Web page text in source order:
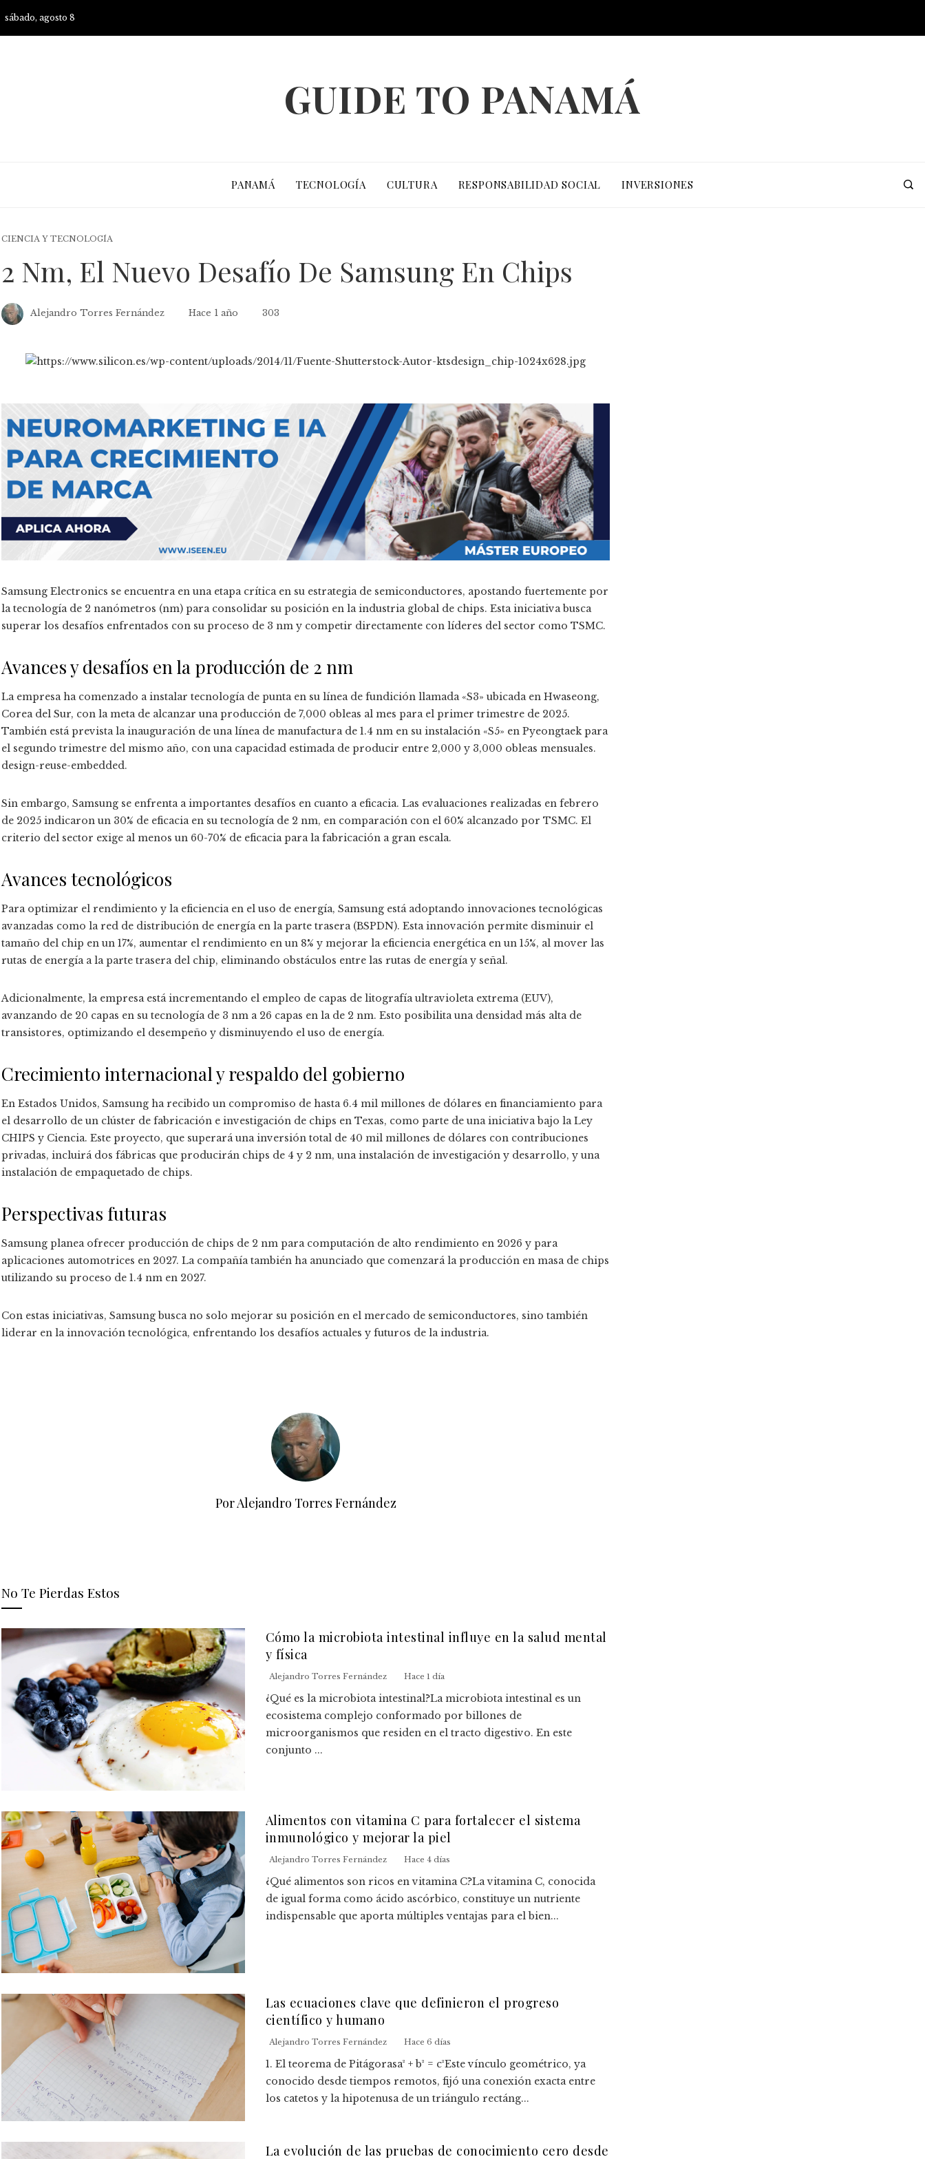
sábado, agosto 8
GUIDE TO PANAMÁ
PANAMÁ TECNOLOGÍA CULTURA RESPONSABILIDAD SOCIAL INVERSIONES
CIENCIA Y TECNOLOGÍA
2 Nm, El Nuevo Desafío De Samsung En Chips
Alejandro Torres Fernández Hace 1 año 303
Samsung Electronics se encuentra en una etapa crítica en su estrategia de semiconductores, apostando fuertemente por
la tecnología de 2 nanómetros (nm) para consolidar su posición en la industria global de chips. Esta iniciativa busca
superar los desafíos enfrentados con su proceso de 3 nm y competir directamente con líderes del sector como TSMC.
Avances y desafíos en la producción de 2 nm
La empresa ha comenzado a instalar tecnología de punta en su línea de fundición llamada «S3» ubicada en Hwaseong,
Corea del Sur, con la meta de alcanzar una producción de 7,000 obleas al mes para el primer trimestre de 2025.
También está prevista la inauguración de una línea de manufactura de 1.4 nm en su instalación «S5» en Pyeongtaek para
el segundo trimestre del mismo año, con una capacidad estimada de producir entre 2,000 y 3,000 obleas mensuales.
design-reuse-embedded.
Sin embargo, Samsung se enfrenta a importantes desafíos en cuanto a eficacia. Las evaluaciones realizadas en febrero
de 2025 indicaron un 30% de eficacia en su tecnología de 2 nm, en comparación con el 60% alcanzado por TSMC. El
criterio del sector exige al menos un 60-70% de eficacia para la fabricación a gran escala.
Avances tecnológicos
Para optimizar el rendimiento y la eficiencia en el uso de energía, Samsung está adoptando innovaciones tecnológicas
avanzadas como la red de distribución de energía en la parte trasera (BSPDN). Esta innovación permite disminuir el
tamaño del chip en un 17%, aumentar el rendimiento en un 8% y mejorar la eficiencia energética en un 15%, al mover las
rutas de energía a la parte trasera del chip, eliminando obstáculos entre las rutas de energía y señal.
Adicionalmente, la empresa está incrementando el empleo de capas de litografía ultravioleta extrema (EUV),
avanzando de 20 capas en su tecnología de 3 nm a 26 capas en la de 2 nm. Esto posibilita una densidad más alta de
transistores, optimizando el desempeño y disminuyendo el uso de energía.
Crecimiento internacional y respaldo del gobierno
En Estados Unidos, Samsung ha recibido un compromiso de hasta 6.4 mil millones de dólares en financiamiento para
el desarrollo de un clúster de fabricación e investigación de chips en Texas, como parte de una iniciativa bajo la Ley
CHIPS y Ciencia. Este proyecto, que superará una inversión total de 40 mil millones de dólares con contribuciones
privadas, incluirá dos fábricas que producirán chips de 4 y 2 nm, una instalación de investigación y desarrollo, y una
instalación de empaquetado de chips.
Perspectivas futuras
Samsung planea ofrecer producción de chips de 2 nm para computación de alto rendimiento en 2026 y para
aplicaciones automotrices en 2027. La compañía también ha anunciado que comenzará la producción en masa de chips
utilizando su proceso de 1.4 nm en 2027.
Con estas iniciativas, Samsung busca no solo mejorar su posición en el mercado de semiconductores, sino también
liderar en la innovación tecnológica, enfrentando los desafíos actuales y futuros de la industria.
Por Alejandro Torres Fernández
No Te Pierdas Estos
Cómo la microbiota intestinal influye en la salud mental
y física
Alejandro Torres Fernández Hace 1 día
¿Qué es la microbiota intestinal?La microbiota intestinal es un
ecosistema complejo conformado por billones de
microorganismos que residen en el tracto digestivo. En este
conjunto ...
Alimentos con vitamina C para fortalecer el sistema
inmunológico y mejorar la piel
Alejandro Torres Fernández Hace 4 días
¿Qué alimentos son ricos en vitamina C?La vitamina C, conocida
de igual forma como ácido ascórbico, constituye un nutriente
indispensable que aporta múltiples ventajas para el bien...
Las ecuaciones clave que definieron el progreso
científico y humano
Alejandro Torres Fernández Hace 6 días
1. El teorema de Pitágorasa² + b² = c²Este vínculo geométrico, ya
conocido desde tiempos remotos, fijó una conexión exacta entre
los catetos y la hipotenusa de un triángulo rectáng...
La evolución de las pruebas de conocimiento cero desde